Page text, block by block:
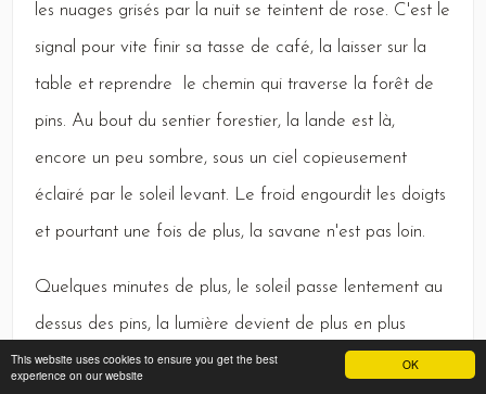
OK
This website uses cookies to ensure you get the best
experience on our website
les nuages grisés par la nuit se teintent de rose. C'est le
signal pour vite finir sa tasse de café, la laisser sur la
table et reprendre le chemin qui traverse la forêt de
pins. Au bout du sentier forestier, la lande est là,
encore un peu sombre, sous un ciel copieusement
éclairé par le soleil levant. Le froid engourdit les doigts
et pourtant une fois de plus, la savane n'est pas loin.
Quelques minutes de plus, le soleil passe lentement au
dessus des pins, la lumière devient de plus en plus
blanche.Levoyage imaginaire se termine ...